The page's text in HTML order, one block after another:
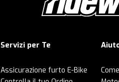
Servizi per Te
Assicurazione furto E-Bike